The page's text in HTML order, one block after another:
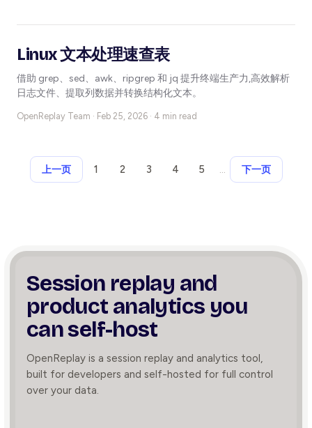
Linux 文本处理速查表
借助 grep、sed、awk、ripgrep 和 jq 提升终端生产力,高效解析
日志文件、提取列数据并转换结构化文本。
OpenReplay Team · Feb 25, 2026 · 4 min read
上一页 1 2 3 4 5 … 下一页
Session replay and
product analytics you
can self-host
OpenReplay is a session replay and analytics tool,
built for developers and self-hosted for full control
over your data.